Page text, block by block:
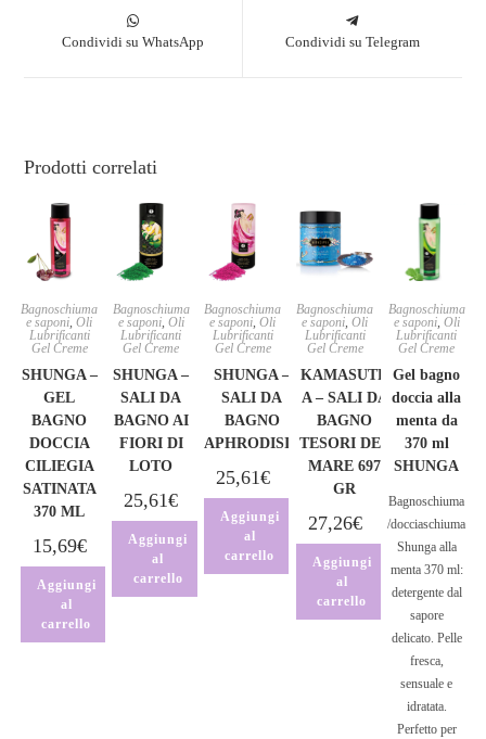
Condividi su WhatsApp Condividi su Telegram
Prodotti correlati
Bagnoschiuma
e saponi,Oli
Lubrificanti
Gel Creme
SHUNGA –
GEL
BAGNO
DOCCIA
CILIEGIA
SATINATA
370 ML
15,69€
Aggiungi
al
carrello
Bagnoschiuma
e saponi, Oli
Lubrificanti
Gel Creme
SHUNGA –
SALI DA
BAGNO AI
FIORI DI
LOTO
25,61€
Aggiungi
al
carrello
Bagnoschiuma
e saponi,Oli
Lubrificanti
Gel Creme
SHUNGA –
SALI DA
BAGNO
APHRODISIA
25,61€
Aggiungi
al
carrello
Bagnoschiuma
e saponi,Oli
Lubrificanti
Gel Creme
KAMASUTR
A – SALI DA
BAGNO
TESORI DEL
MARE 697
GR
27,26€
Aggiungi
al
carrello
Bagnoschiuma
e saponi, Oli
Lubrificanti
Gel Creme
Gel bagno
doccia alla
menta da
370 ml
SHUNGA
Bagnoschiuma
/docciaschiuma
Shunga alla
menta 370 ml:
detergente dal
sapore
delicato. Pelle
fresca,
sensuale e
idratata.
Perfetto per